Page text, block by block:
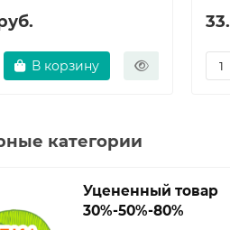
В корзину
категории
Уцененный товар
30%-50%-80%